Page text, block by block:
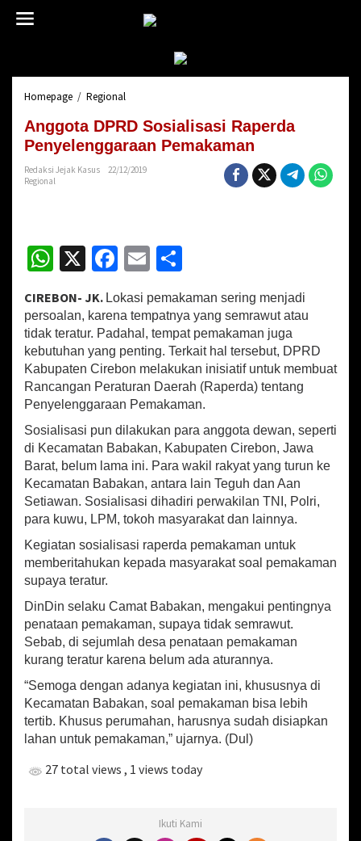
Homepage / Regional
g
g
t
D
S
s
i
a
l
i
s
a
R
a
p
e
r
a
P
e
e
e
n
g
g
r
a
a
P
Anggota DPRD Sosialisasi Raperda
Penyelenggaraan Pemakaman
Redaksi Jejak Kasus
22/12/2019
Regional
W
at
sA
p
p
X
Fa
ce
b
o
o
k
E
ai
l
ar
e
CIREBON- JK. Lokasi pemakaman sering menjadi
persoalan, karena tempatnya yang semrawut atau
tidak teratur. Padahal, tempat pemakaman juga
kebutuhan yang penting. Terkait hal tersebut, DPRD
Kabupaten Cirebon melakukan inisiatif untuk membuat
Rancangan Peraturan Daerah (Raperda) tentang
Penyelenggaraan Pemakaman.
Sosialisasi pun dilakukan para anggota dewan, seperti
di Kecamatan Babakan, Kabupaten Cirebon, Jawa
Barat, belum lama ini. Para wakil rakyat yang turun ke
Kecamatan Babakan, antara lain Teguh dan Aan
Setiawan. Sosialisasi dihadiri perwakilan TNI, Polri,
para kuwu, LPM, tokoh masyarakat dan lainnya.
Kegiatan sosialisasi raperda pemakaman untuk
memberitahukan kepada masyarakat soal pemakaman
supaya teratur.
DinDin selaku Camat Babakan, mengakui pentingnya
penataan pemakaman, supaya tidak semrawut.
Sebab, di sejumlah desa penataan pemakaman
kurang teratur karena belum ada aturannya.
“Semoga dengan adanya kegiatan ini, khususnya di
Kecamatan Babakan, soal pemakaman bisa lebih
tertib. Khusus perumahan, harusnya sudah disiapkan
lahan untuk pemakaman,” ujarnya. (Dul)
27 total views , 1 views today
Ikuti Kami